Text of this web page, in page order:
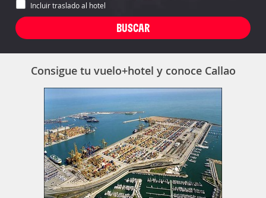
Incluir traslado al hotel
Consigue tu vuelo+hotel y conoce Callao